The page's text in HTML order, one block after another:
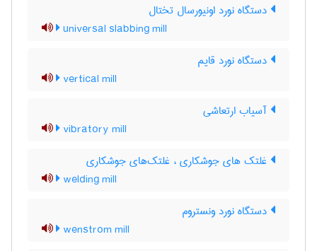
دستگاه نورد اونیورسال تختال
universal slabbing mill
دستگاه نورد قایم
vertical mill
آسیاب ارتعاشی
vibratory mill
غلتک های جوشکاری ، غلتک‌های جوشکاری
welding mill
دستگاه نورد ونستروم
wenstrom mill